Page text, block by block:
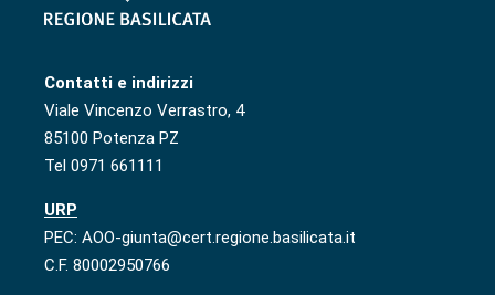
Contatti e indirizzi
Viale Vincenzo Verrastro, 4
85100 Potenza PZ
Tel 0971 661111
URP
PEC: AOO-giunta@cert.regione.basilicata.it
C.F. 80002950766